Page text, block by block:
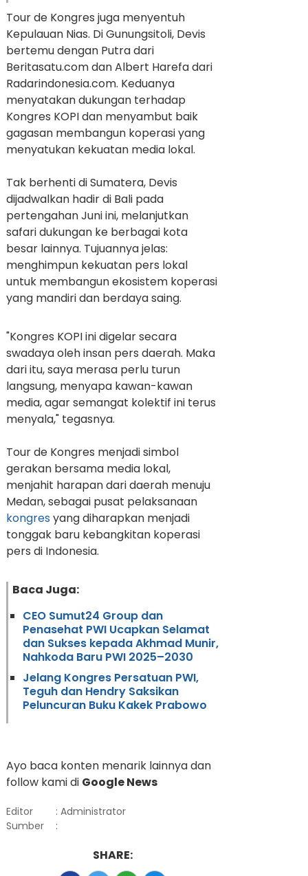
Tour de Kongres juga menyentuh
Kepulauan Nias. Di Gunungsitoli, Devis
bertemu dengan Putra dari
Beritasatu.com dan Albert Harefa dari
Radarindonesia.com. Keduanya
menyatakan dukungan terhadap
Kongres KOPI dan menyambut baik
gagasan membangun koperasi yang
menyatukan kekuatan media lokal.
Tak berhenti di Sumatera, Devis
dijadwalkan hadir di Bali pada
pertengahan Juni ini, melanjutkan
safari dukungan ke berbagai kota
besar lainnya. Tujuannya jelas:
menghimpun kekuatan pers lokal
untuk membangun ekosistem koperasi
yang mandiri dan berdaya saing.
"Kongres KOPI ini digelar secara
swadaya oleh insan pers daerah. Maka
dari itu, saya merasa perlu turun
langsung, menyapa kawan-kawan
media, agar semangat kolektif ini terus
menyala," tegasnya.
Tour de Kongres menjadi simbol
gerakan bersama media lokal,
menjahit harapan dari daerah menuju
Medan, sebagai pusat pelaksanaan
kongres yang diharapkan menjadi
tonggak baru kebangkitan koperasi
pers di Indonesia.
Baca Juga:
CEO Sumut24 Group dan
Penasehat PWI Ucapkan Selamat
dan Sukses kepada Akhmad Munir,
Nahkoda Baru PWI 2025–2030
Jelang Kongres Persatuan PWI,
Teguh dan Hendry Saksikan
Peluncuran Buku Kakek Prabowo
Ayo baca konten menarik lainnya dan
follow kami di Google News
Editor
: Administrator
Sumber
:
SHARE: